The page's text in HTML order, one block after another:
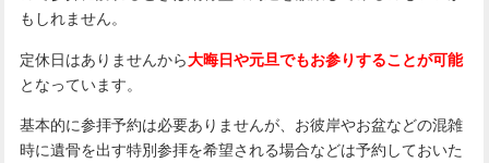
もしれません。
定休日はありませんから大晦日や元旦でもお参りすることが可能
となっています。
基本的に参拝予約は必要ありませんが、お彼岸やお盆などの混雑
時に遺骨を出す特別参拝を希望される場合などは予約しておいた